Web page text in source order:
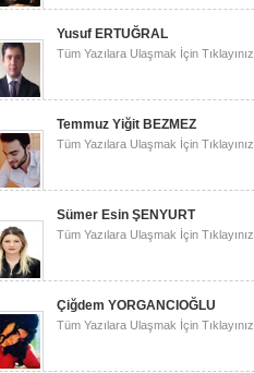
Yusuf ERTUĞRAL
Tüm Yazılara Ulaşmak İçin Tıklayınız.
Temmuz Yiğit BEZMEZ
Tüm Yazılara Ulaşmak İçin Tıklayınız.
Sümer Esin ŞENYURT
Tüm Yazılara Ulaşmak İçin Tıklayınız.
Çiğdem YORGANCIOĞLU
Tüm Yazılara Ulaşmak İçin Tıklayınız.